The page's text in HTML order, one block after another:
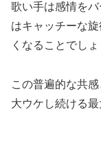
歌い手は感情を
はキャッチーな
くなることでしょ
この普遍的な共
大ウケし続ける最